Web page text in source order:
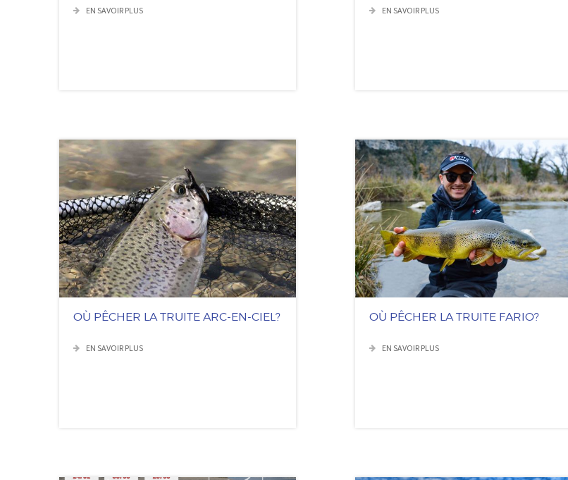
EN SAVOIR PLUS EN SAVOIR PLUS
OÙ PÊCHER LA TRUITE ARC-EN-CIEL?
EN SAVOIR PLUS
OÙ PÊCHER LA TRUITE FARIO?
EN SAVOIR PLUS